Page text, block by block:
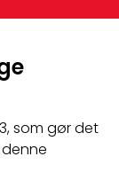
som gør det